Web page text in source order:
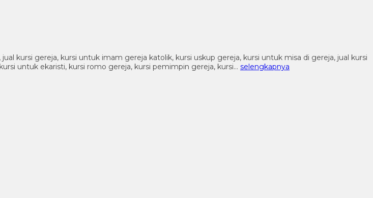
kursi gereja, kursi untuk imam gereja katolik, kursi uskup gereja, kursi untuk misa di gereja, jual kursi
untuk ekaristi, kursi romo gereja, kursi pemimpin gereja, kursi… selengkapnya